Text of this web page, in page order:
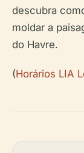
descubra
moldar a
do Havre.
(Horários LIA